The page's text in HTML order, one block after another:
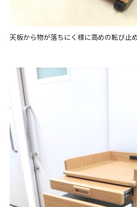
天板から物が落ちにく様に高めの転び止